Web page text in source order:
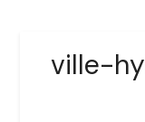
ville-